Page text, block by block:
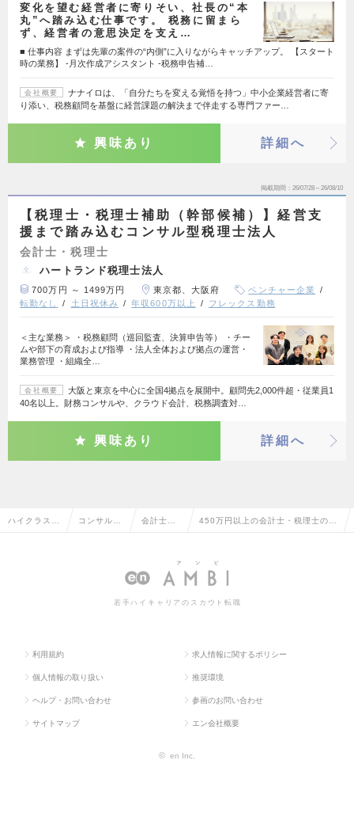
変化を望む経営者に寄りそい、社長の“本
丸”へ踏み込む仕事です。 税務に留まら
ず、経営者の意思決定を支え…
■ 仕事内容 まずは先輩の案件の“内側”に入りながらキャッチアップ。 【スタート
時の業務】 -月次作成アシスタント -税務申告補…
会社概要
ナナイロは、「自分たちを変える覚悟を持つ」中小企業経営者に寄
り添い、税務顧問を基盤に経営課題の解決まで伴走する専門ファー…
興味あり 詳細へ
掲載期間 26/07/28～26/08/10
【税理士・税理士補助（幹部候補）】経営支
援まで踏み込むコンサル型税理士法人
会計士・税理士
ハートランド税理士法人
700万円 ～ 1499万円 東京都、大阪府
ベンチャー企業
転勤なし
土日祝休み 年収600万以上 フレックス勤務
＜主な業務＞ ・税務顧問（巡回監査、決算申告等） ・チー
ムや部下の育成および指導 ・法人全体および拠点の運営・
業務管理 ・組織全…
会社概要
大阪と東京を中心に全国4拠点を展開中。顧問先2,000件超・従業員1
40名以上。財務コンサルや、クラウド会計、税務調査対…
興味あり 詳細へ
ハイクラス求 コンサルタ 会計士・ 450万円以上の会計士・税理士の転
若手ハイキャリアのスカウト転職
利用規約 求人情報に関するポリシー
個人情報の取り扱い 推奨環境
ヘルプ・お問い合わせ 参画のお問い合わせ
サイトマップ エン会社概要
© en Inc.